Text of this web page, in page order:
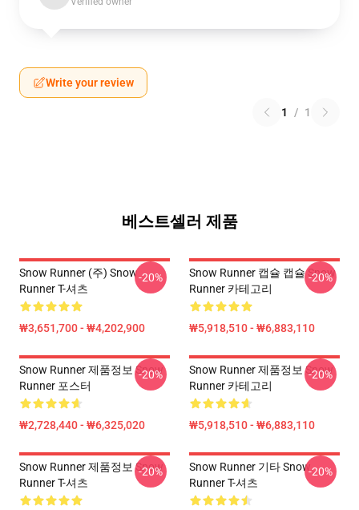
Write your review
1 / 1
베스트셀러 제품
Snow Runner (주) Snow
Runner T-셔츠
₩3,651,700 - ₩4,202,900
-20%
Snow Runner 캡슐 캡슐 Snow
Runner 카테고리
₩5,918,510 - ₩6,883,110
-20%
Snow Runner 제품정보 Snow
Runner 포스터
₩2,728,440 - ₩6,325,020
-20%
Snow Runner 제품정보 Snow
Runner 카테고리
₩5,918,510 - ₩6,883,110
-20%
Snow Runner 제품정보 Snow
Runner T-셔츠
-20%
Snow Runner 기타 Snow
Runner T-셔츠
-20%